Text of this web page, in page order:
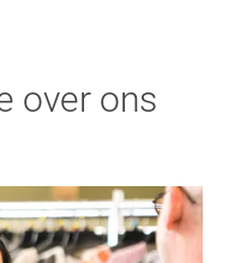
over ons